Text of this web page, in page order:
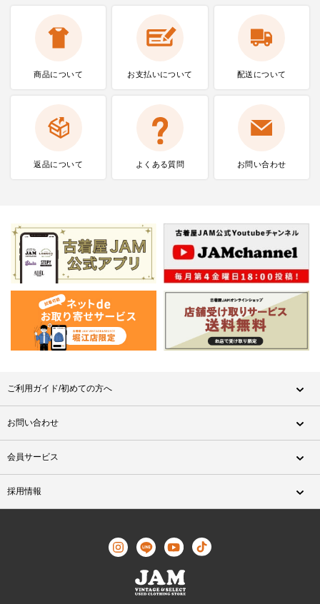
商品について お支払いについて 配送について
返品について よくある質問 お問い合わせ
ご利用ガイド/初めての方へ
お問い合わせ
会員サービス
採用情報